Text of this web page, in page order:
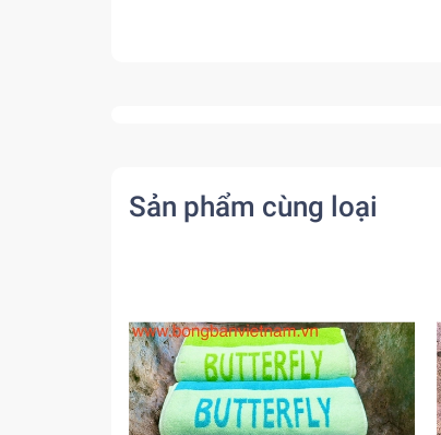
Sản phẩm cùng loại